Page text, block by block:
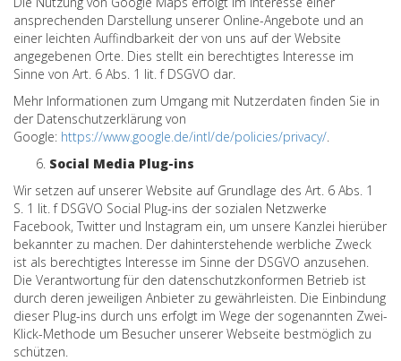
ansprechenden Darstellung unserer Online-Angebote und an
einer leichten Auffindbarkeit der von uns auf der Website
angegebenen Orte. Dies stellt ein berechtigtes Interesse im
Sinne von Art. 6 Abs. 1 lit. f DSGVO dar.
Mehr Informationen zum Umgang mit Nutzerdaten finden Sie in
der Datenschutzerklärung von
Google: https://www.google.de/intl/de/policies/privacy/.
Social Media Plug-ins
Wir setzen auf unserer Website auf Grundlage des Art. 6 Abs. 1
S. 1 lit. f DSGVO Social Plug-ins der sozialen Netzwerke
Facebook, Twitter und Instagram ein, um unsere Kanzlei hierüber
bekannter zu machen. Der dahinterstehende werbliche Zweck
ist als berechtigtes Interesse im Sinne der DSGVO anzusehen.
Die Verantwortung für den datenschutzkonformen Betrieb ist
durch deren jeweiligen Anbieter zu gewährleisten. Die Einbindung
dieser Plug-ins durch uns erfolgt im Wege der sogenannten Zwei-
Klick-Methode um Besucher unserer Webseite bestmöglich zu
schützen.